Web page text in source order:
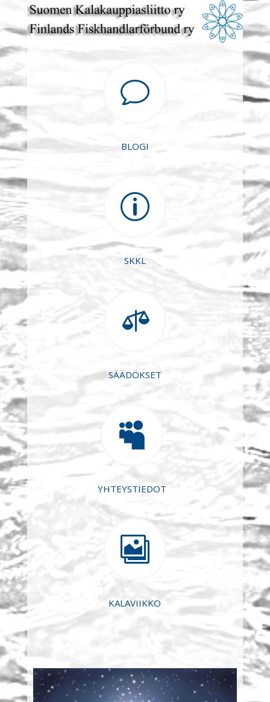
v
BLOGI
p
SKKL

SÄÄDÖKSET

YHTEYSTIEDOT

KALAVIIKKO